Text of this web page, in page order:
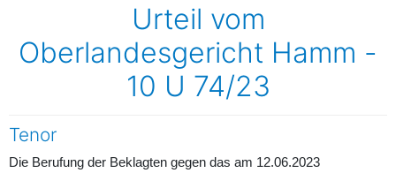
Urteil vom
Oberlandesgericht Hamm -
10 U 74/23
Tenor
Die Berufung der Beklagten gegen das am 12.06.2023